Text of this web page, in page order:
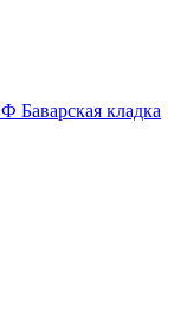
Баварская кладка